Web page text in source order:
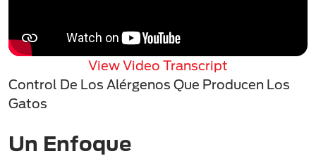
View Video Transcript
Control De Los Alérgenos Que Producen Los
Gatos
Un Enfoque